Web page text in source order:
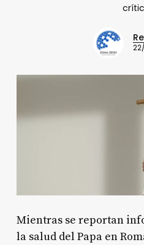
Mientras se reportan
la salud del Papa en